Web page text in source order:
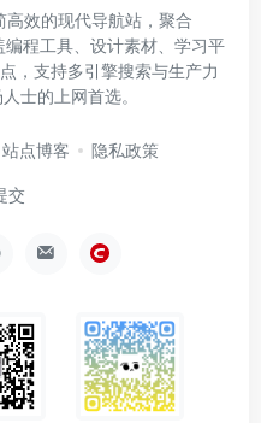
效的现代导航站，聚合
程工具、设计素材、学习平
，支持多引擎搜索与生产力
士的上网首选。
站点博客 隐私政策
交